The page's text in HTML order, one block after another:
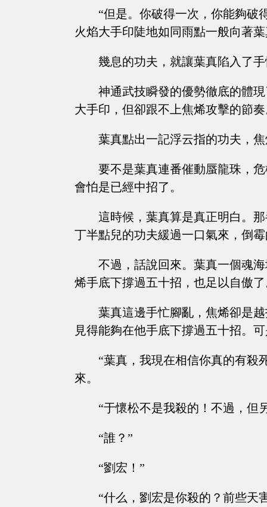
“但是。你破得一次，你能夠破
火焰大手印陡地如同雨點一般向著
幾息的功夫，就讓葉真陷入了
神通武技瞬發的優勢徹底的體
大手印，但卻跟不上焦烯攻擊的節
葉真點出一記浮云指的功夫，
要不是葉真連番催動蜃龍珠，
會怕是已經中招了。
這時候，葉真算是真正明白。
丁半點兒的功夫緩過一口氣來，倒
不過，話說回來。葉真一個魂
烯手底下撐過五十招，也足以自傲
葉真這邊手忙腳亂，焦烯卻是
見得能夠在他手底下撐過五十招。
“葉真，我現在相信你真的有殺
來。
“于懷松不是我殺的！不過，但
“誰？”
“劉宏！”
“什么，劉宏是你殺的？前些天